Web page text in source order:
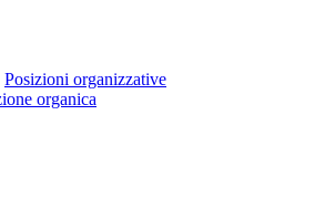
Posizioni organizzative
organica